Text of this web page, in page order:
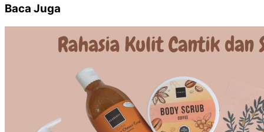
Baca Juga